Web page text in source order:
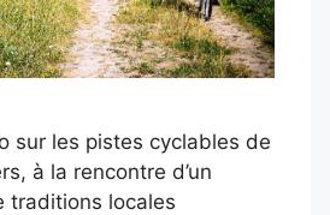
sur les pistes cyclables de
à la rencontre d’un
traditions locales